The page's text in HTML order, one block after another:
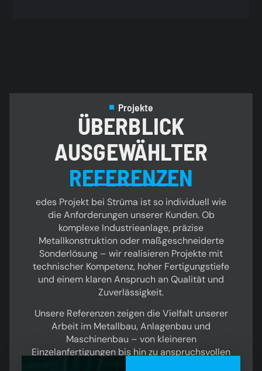
Projekte
ÜBERBLICK
AUSGEWÄHLTER
REFERENZEN
edes Projekt bei Strüma ist so individuell wie
die Anforderungen unserer Kunden. Ob
komplexe Industrieanlage, präzise
Metallkonstruktion oder maßgeschneiderte
Sonderlösung – wir realisieren Projekte mit
technischer Kompetenz, hoher Fertigungstiefe
und einem klaren Anspruch an Qualität und
Zuverlässigkeit.
Unsere Referenzen zeigen die Vielfalt unserer
Arbeit im Metallbau, Anlagenbau und
Maschinenbau – von kleineren
Einzelanfertigungen bis hin zu anspruchsvollen